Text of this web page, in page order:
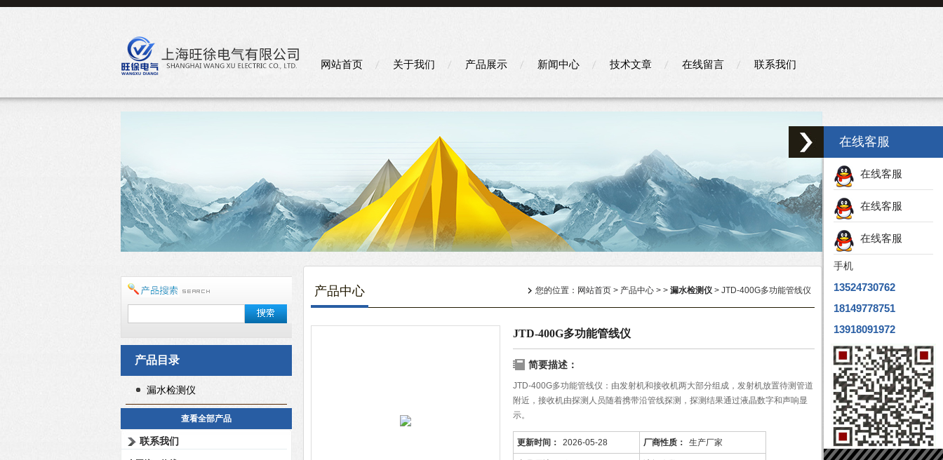
网站首页 关于我们 产品展示 新闻中心 技术文章 在线留言 联系我们
产品目录
漏水检测仪
查看全部产品
联系我们
产品中心 您的位置： 网站首页 > 产品中心 > > 漏水检测仪 > JTD-400G多功能管线仪
JTD-400G多功能管线仪
简要描述：
JTD-400G多功能管线仪：由发射机和接收机两大部分组成，发射机放置待测管道
附近，接收机由探测人员随着携带沿管线探测，探测结果通过液晶数字和声响显
示。
更新时间： 2026-05-28 厂商性质： 生产厂家
在线客服
在线客服
在线客服
在线客服
手机
13524730762
18149778751
13918091972